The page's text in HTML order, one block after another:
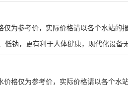
为参考价，实际价格请以各个水站的
钠，更有利于人体健康，现代化设备
格仅为参考价，实际价格请以各个水